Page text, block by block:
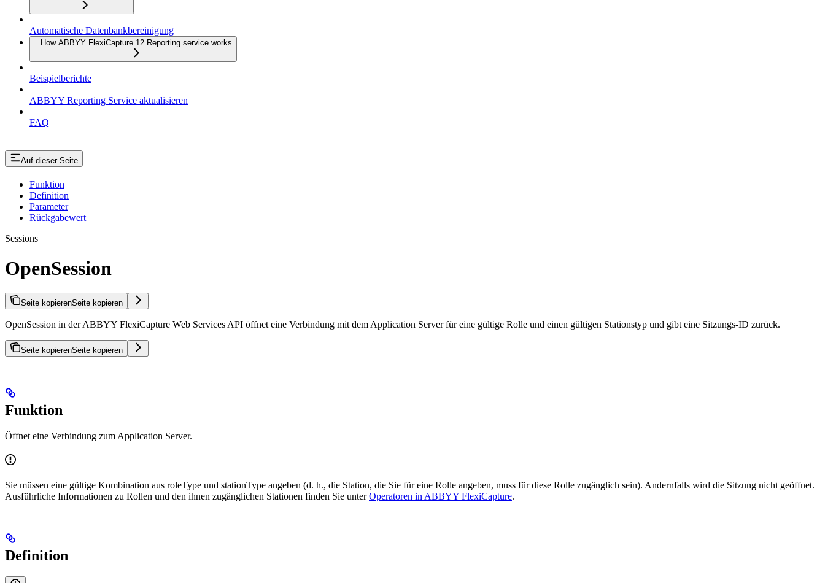
Automatische Datenbankbereinigung
How ABBYY FlexiCapture 12 Reporting service works
Beispielberichte
ABBYY Reporting Service aktualisieren
FAQ
Auf dieser Seite
Funktion
Definition
Parameter
Rückgabewert
Sessions
OpenSession
Seite kopierenSeite kopieren
OpenSession in der ABBYY FlexiCapture Web Services API öffnet eine Verbindung mit dem Application Server für eine gültige Rolle und einen gültigen Stationstyp und gibt eine Sitzungs-ID zurück.
Seite kopierenSeite kopieren
Funktion
Öffnet eine Verbindung zum Application Server.
Sie müssen eine gültige Kombination aus roleType und stationType angeben (d. h., die Station, die Sie für eine Rolle angeben, muss für diese Rolle zugänglich sein). Andernfalls wird die Sitzung nicht geöffnet.
Ausführliche Informationen zu Rollen und den ihnen zugänglichen Stationen finden Sie unterOperatoren in ABBYY FlexiCapture.
Definition